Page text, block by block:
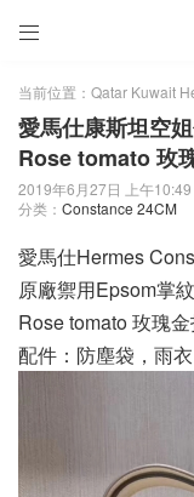

当前位置： Qatar Kuwait
愛馬仕康斯坦空
Rose tomato 玫
2019年6月27日 上午10:49
分类： Constance 24CM
愛馬仕Hermes
原廠禦用Epsom掌
Rose tomato 玫瑰
配件：防塵袋，雨